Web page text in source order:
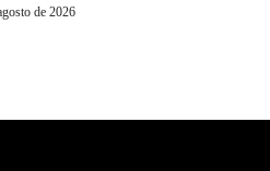
de 2026